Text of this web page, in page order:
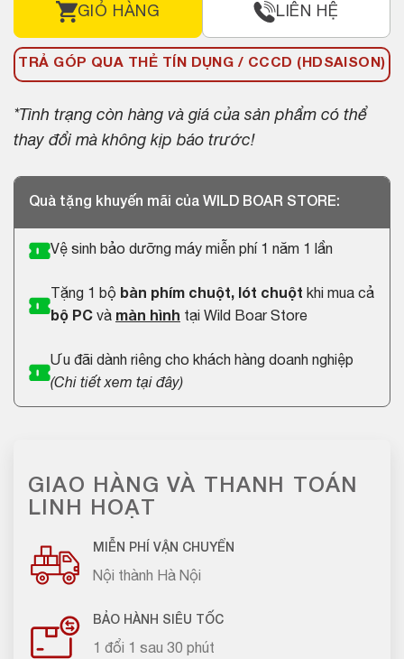
GIỎ HÀNG LIÊN HỆ
TRẢ GÓP QUA THẺ TÍN DỤNG / CCCD (HDSAISON)
*Tình trạng còn hàng và giá của sản phẩm có thể
thay đổi mà không kịp báo trước!
Quà tặng khuyến mãi của WILD BOAR STORE:
Vệ sinh bảo dưỡng máy miễn phí 1 năm 1 lần
Tặng 1 bộ bàn phím chuột, lót chuột khi mua cả
bộ PC và màn hình tại Wild Boar Store
Ưu đãi dành riêng cho khách hàng doanh nghiệp
(Chi tiết xem tại đây)
GIAO HÀNG VÀ THANH TOÁN
LINH HOẠT
MIỄN PHÍ VẬN CHUYỂN
Nội thành Hà Nội
BẢO HÀNH SIÊU TỐC
1 đổi 1 sau 30 phút